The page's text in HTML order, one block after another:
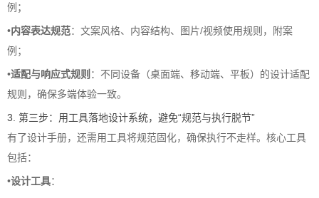
例；
•内容表达规范：文案风格、内容结构、图片/视频使用规则，附案
例；
•适配与响应式规则 ：不同设备（桌面端、移动端、平板）的设计适配
规则，确保多端体验一致。
3. 第三步：用工具落地设计系统，避免“规范与执行脱节”
有了设计手册，还需用工具将规范固化，确保执行不走样。核心工具
包括：
•设计工具：